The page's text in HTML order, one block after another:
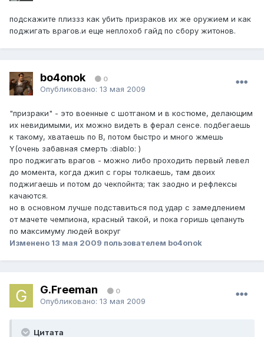
подскажите плиззз как убить призраков их же оружием и как
поджигать врагов.и еще неплохоб гайд по сбору житонов.
bo4onok 0
Опубликовано: 13 мая 2009
"призраки" - это военные с шотганом и в костюме, делающим
их невидимыми, их можно видеть в ферал сенсе. подбегаешь
к такому, хватаешь по B, потом быстро и много жмешь
Y(очень забавная смерть :diablo: )
про поджигать врагов - можно либо проходить первый левел
до момента, когда джип с горы толкаешь, там двоих
поджигаешь и потом до чекпойнта; так заодно и рефлексы
качаются.
но в основном лучше подставиться под удар с замедлением
от мачете чемпиона, красный такой, и пока горишь цепануть
по максимуму людей вокруг
Изменено 13 мая 2009 пользователем bo4onok
G.Freeman 0
Опубликовано: 13 мая 2009
Цитата